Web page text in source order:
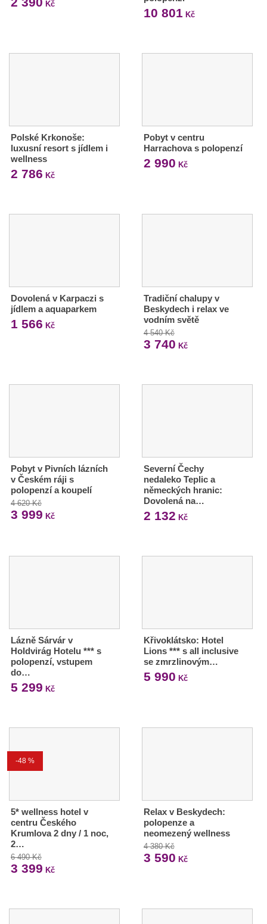
Kč
10 801 Kč
Polské Krkonoše:
luxusní resort s jídlem i
wellness
2 786 Kč
Pobyt v centru
Harrachova s polopenzí
2 990 Kč
Dovolená v Karpaczi s
jídlem a aquaparkem
1 566 Kč
Tradiční chalupy v
Beskydech i relax ve
vodním světě
4 540 Kč
3 740 Kč
Pobyt v Pivních lázních
v Českém ráji s
polopenzí a koupelí
4 620 Kč
3 999 Kč
Severní Čechy
nedaleko Teplic a
německých hranic:
Dovolená na…
2 132 Kč
Lázně Sárvár v
Holdvirág Hotelu *** s
polopenzí, vstupem
do…
5 299 Kč
Křivoklátsko: Hotel
Lions *** s all inclusive
se zmrzlinovým…
5 990 Kč
-48 %
5* wellness hotel v
centru Českého
Krumlova 2 dny / 1 noc,
2…
6 490 Kč
3 399 Kč
Relax v Beskydech:
polopenze a
neomezený wellness
4 380 Kč
3 590 Kč